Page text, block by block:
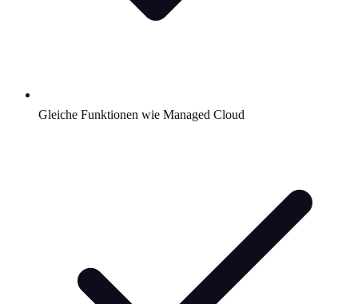
Gleiche Funktionen wie Managed Cloud